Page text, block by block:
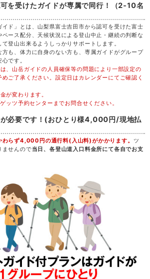
円(37,800円) 満席
円 (37,800円) 満席
円(37,800円)
(42,300円) 満席
円 (37,800円)
円(37,800円)
円 (41,800円)
円(45,800円) 満席
を受けたガイドが専属で同行！（2-10名
ド」とは、山梨県富士吉田市から認可を受けた富士
ース配分、天候状況による登山中止・継続の判断な
登山出来るようしっかりサポートします。
も、体力に自身のない方も、専属ガイドがグループ
です。
、山岳ガイドの人員確保等の問題により一部設定の
ご了承ください。設定日はカレンダーにてご確認く
が変わります。
ッツ予約センターまでお問合せください。
必要です！(おひとり様4,000円/現地払
わらず4,000円の通行料(入山料)がかかります。 ツ
ませんので当日、各登山道入口料金所にて各自でお支